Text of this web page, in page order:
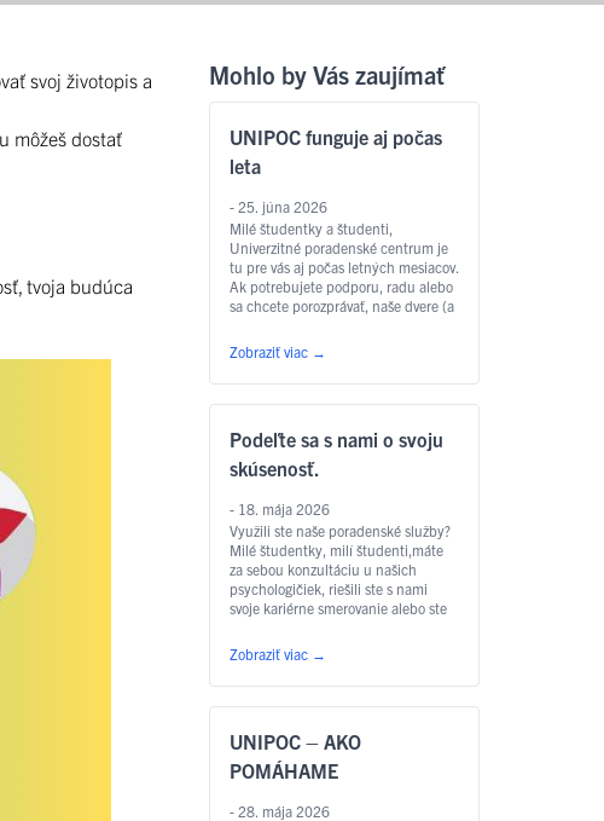
svoj životopis a
môžeš dostať
tvoja budúca
Mohlo by Vás zaujímať
UNIPOC funguje aj počas
leta
- 25. júna 2026
Milé študentky a študenti,
Univerzitné poradenské centrum je
tu pre vás aj počas letných mesiacov.
Ak potrebujete podporu, radu alebo
sa chcete porozprávať, naše dvere (a
Vzhľadom na letné obdobie a
čerpanie dovoleniek však bude režim
fungovania mierne upravený: Ako sa
prihlásiť? Prihlasovanie na termíny
aký ste …Čítať ďalej
Zobraziť viac →
Podeľte sa s nami o svoju
skúsenosť.
- 18. mája 2026
Využili ste naše poradenské služby?
Milé študentky, milí študenti,máte
za sebou konzultáciu u našich
psychologičiek, riešili ste s nami
svoje kariérne smerovanie alebo ste
efektívnejšie? Nech už ste využili
ktorúkoľvek z našich poradenských
služieb, Vaša skúsenosť a názor sú
pre nás nesmierne dôležité.Naším
štúdia …Čítať ďalej
Zobraziť viac →
UNIPOC – AKO
POMÁHAME
- 28. mája 2026